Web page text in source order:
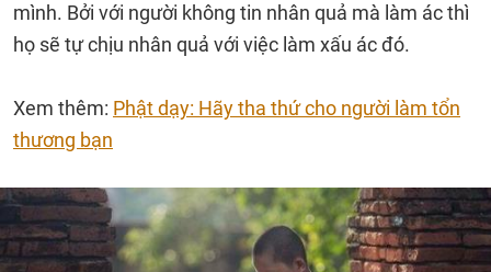
mình. Bởi với người không tin nhân quả mà làm ác thì
họ sẽ tự chịu nhân quả với việc làm xấu ác đó.
Xem thêm: Phật dạy: Hãy tha thứ cho người làm tổn
thương bạn